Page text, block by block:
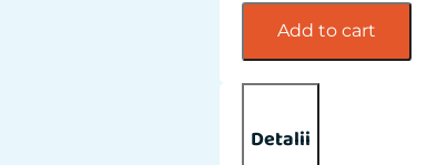
Add to cart
Detalii